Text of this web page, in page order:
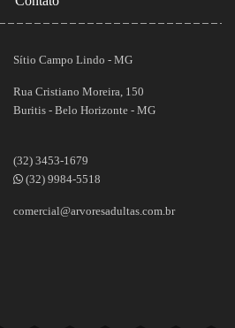
Sítio Campo Lindo - MG
Rua Cristiano Moreira, 150
Buritis - Belo Horizonte - MG
(32) 3453-1679
(32) 9984-5518
comercial@arvoresadultas.com.br